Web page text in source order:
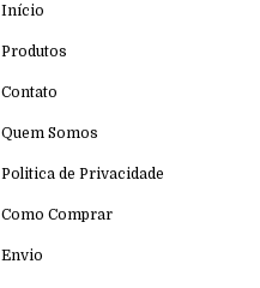
Início
Produtos
Contato
Quem Somos
Politica de Privacidade
Como Comprar
Envio